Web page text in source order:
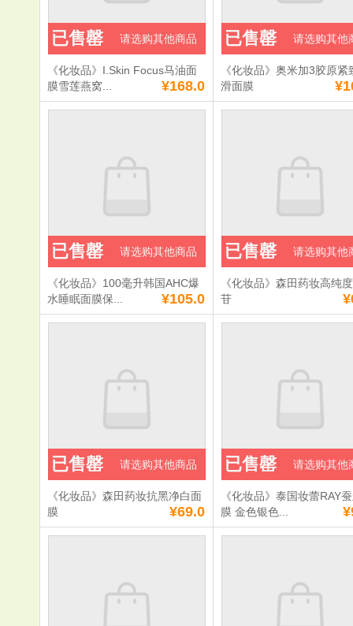
《化妆品》I.Skin Focus马油面
膜雪莲燕窝...
¥168.0
已售罄 请选购其他商品
《化妆品》奥米加3胶原紧
滑面膜
已售罄 请选购其他
《化妆品》100毫升韩国AHC爆
水睡眠面膜保...
¥105.0
已售罄 请选购其他商品
《化妆品》森田药妆高纯
苷
已售罄 请选购其他
《化妆品》森田药妆抗黑净白面
膜
¥69.0
已售罄 请选购其他商品
《化妆品》泰国妆蕾RAY
膜 金色银色...
已售罄 请选购其他